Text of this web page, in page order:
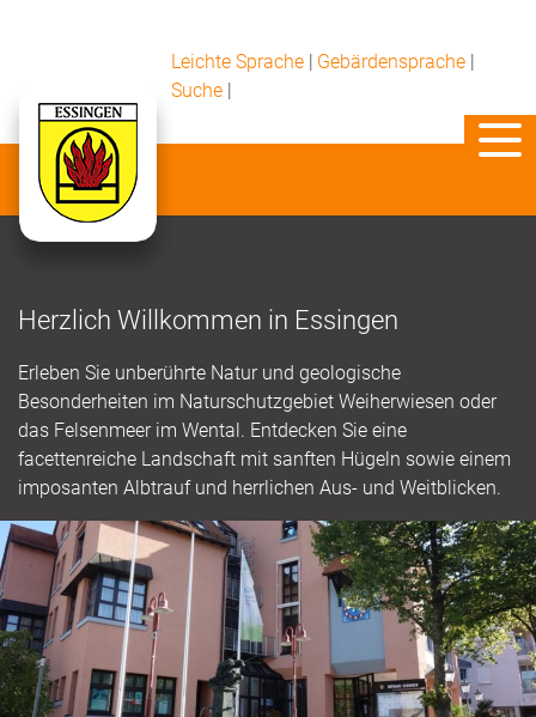
Leichte Sprache | Gebärdensprache |
Suche |
Herzlich Willkommen in Essingen
Erleben Sie unberührte Natur und geologische
Besonderheiten im Naturschutzgebiet Weiherwiesen oder
das Felsenmeer im Wental. Entdecken Sie eine
facettenreiche Landschaft mit sanften Hügeln sowie einem
imposanten Albtrauf und herrlichen Aus- und Weitblicken.